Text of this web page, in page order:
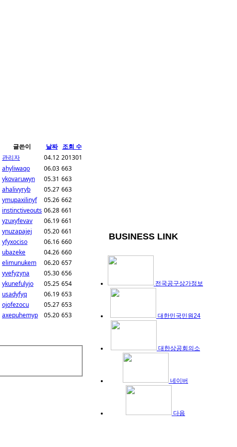
글쓴이 날짜 조회 수
관리자 04.12 201301
ahyliwaqo 06.03 663
ykovaruwyn 05.31 663
ahalivyryb 05.27 663
ymupaxilinyf 05.26 662
instinctiveouts 06.28 661
yzuxyfevav 06.19 661
ynuzapajej 05.20 661
yfyxociso 06.16 660
ubazeke 04.26 660
elimunukem 06.20 657
yvefyzyna 05.30 656
ykunefulyjo 05.25 654
usadyfyq 06.19 653
ojofezocu 05.27 653
axepuhemyp 05.20 653
BUSINESS LINK
전국공구상가정보
대한민국민원24
대한상공회의소
네이버
다음